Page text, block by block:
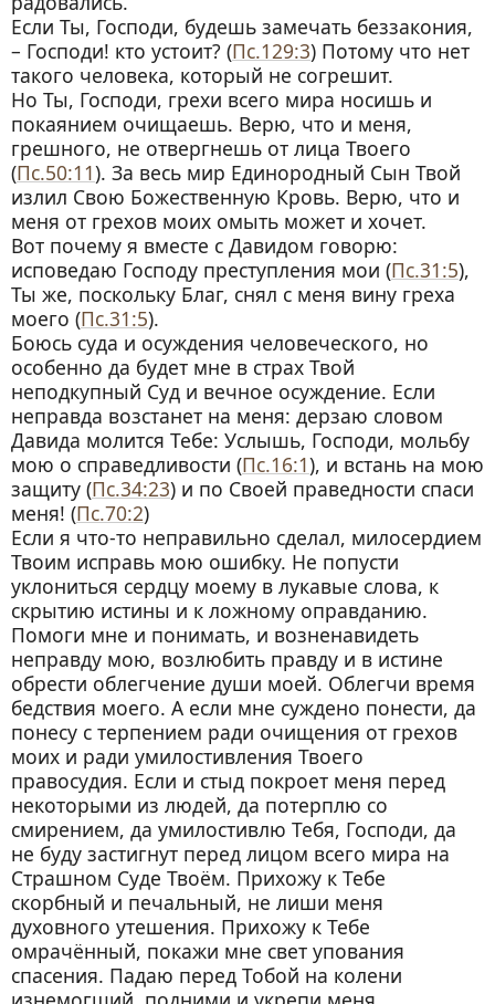
Если Ты, Господи, будешь замечать беззакония,
– Господи! кто устоит? (Пс.129:3) Потому что нет
такого человека, который не согрешит.
Но Ты, Господи, грехи всего мира носишь и
покаянием очищаешь. Верю, что и меня,
грешного, не отвергнешь от лица Твоего
(Пс.50:11). За весь мир Единородный Сын Твой
излил Свою Божественную Кровь. Верю, что и
меня от грехов моих омыть может и хочет.
Вот почему я вместе с Давидом говорю:
исповедаю Господу преступления мои (Пс.31:5),
Ты же, поскольку Благ, снял с меня вину греха
моего (Пс.31:5).
Боюсь суда и осуждения человеческого, но
особенно да будет мне в страх Твой
неподкупный Суд и вечное осуждение. Если
неправда возстанет на меня: дерзаю словом
Давида молится Тебе: Услышь, Господи, мольбу
мою о справедливости (Пс.16:1), и встань на мою
защиту (Пс.34:23) и по Своей праведности спаси
меня! (Пс.70:2)
Если я что-то неправильно сделал, милосердием
Твоим исправь мою ошибку. Не попусти
уклониться сердцу моему в лукавые слова, к
скрытию истины и к ложному оправданию.
Помоги мне и понимать, и возненавидеть
неправду мою, возлюбить правду и в истине
обрести облегчение души моей. Облегчи время
бедствия моего. А если мне суждено понести, да
понесу с терпением ради очищения от грехов
моих и ради умилостивления Твоего
правосудия. Если и стыд покроет меня перед
некоторыми из людей, да потерплю со
смирением, да умилостивлю Тебя, Господи, да
не буду застигнут перед лицом всего мира на
Страшном Суде Твоём. Прихожу к Тебе
скорбный и печальный, не лиши меня
духовного утешения. Прихожу к Тебе
омрачённый, покажи мне свет упования
спасения. Падаю перед Тобой на колени